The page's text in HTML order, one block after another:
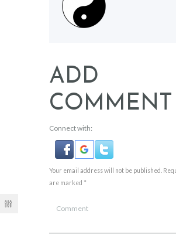
ADD
COMMENT
Connect with:
Your email address will not be published.
are marked *